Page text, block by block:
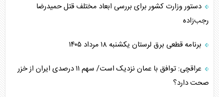
دستور وزارت کشور برای بررسی ابعاد مختلف قتل حمیدرضا
رجب‌زاده
برنامه قطعی برق لرستان یکشنبه ۱۸ مرداد ۱۴۰۵
عراقچی: توافق با عمان نزدیک است/ سهم ۱۱ درصدی ایران از خزر
صحت دارد؟